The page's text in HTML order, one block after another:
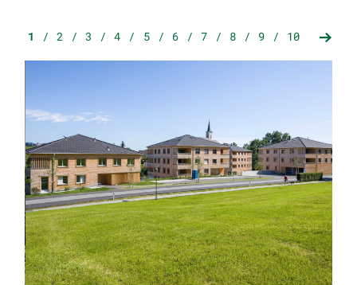
1 2 3 4 5 6 7 8 9 10